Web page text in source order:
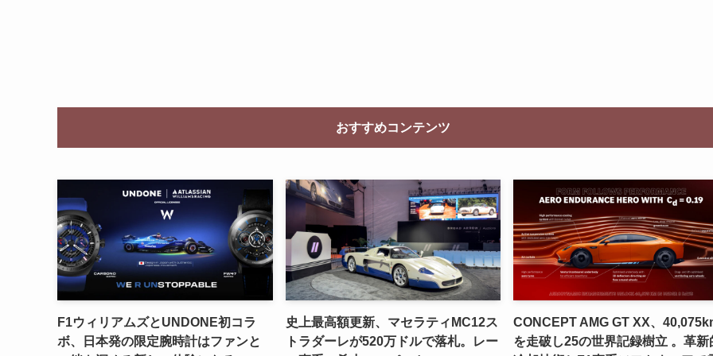
おすすめコンテンツ
F1ウィリアムズとUNDONE初コラ
ボ、日本発の限定腕時計はファンと
史上最高額更新、マセラティMC12ス
トラダーレが520万ドルで落札。レー
CONCEPT AMG GT XX、
を走破し25の世界記録樹立 。革新